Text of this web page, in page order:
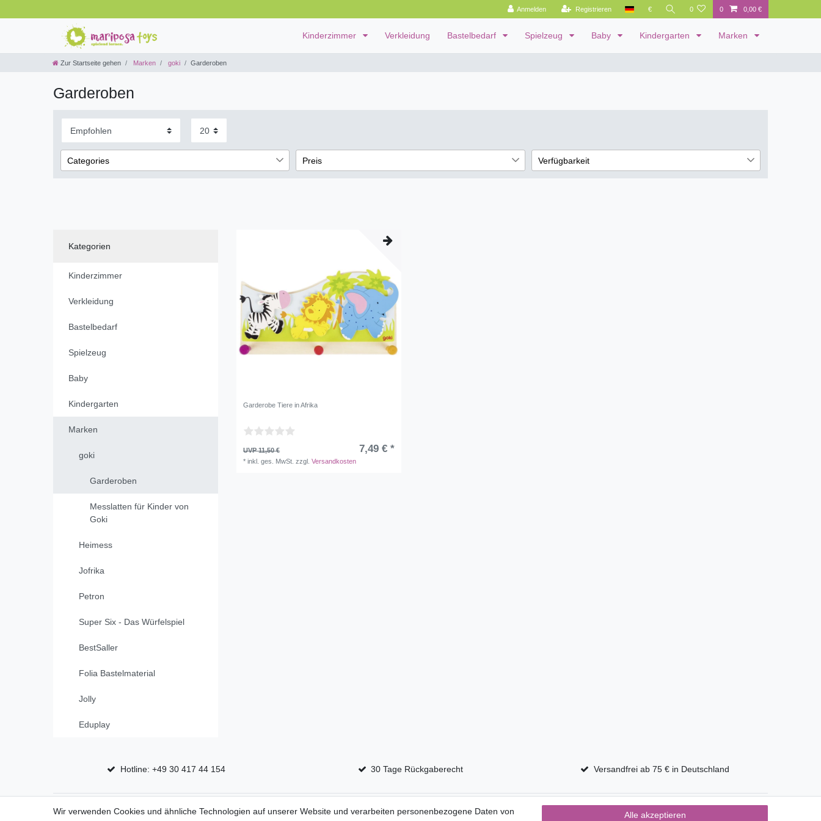
Anmelden Registrieren € 0 0 0,00 €
Kinderzimmer Verkleidung Bastelbedarf Spielzeug Baby Kindergarten Marken
Zur Startseite gehen Marken goki Garderoben
Garderoben
Categories
Preis
Verfügbarkeit
Kategorien
Kinderzimmer
Verkleidung
Bastelbedarf
Spielzeug
Baby
Kindergarten
Marken
goki
Garderoben
Messlatten für Kinder von
Goki
Heimess
Jofrika
Petron
Super Six - Das Würfelspiel
BestSaller
Folia Bastelmaterial
Jolly
Eduplay
Garderobe Tiere in Afrika
UVP 11,50 € 7,49 € *
*inkl. ges. MwSt. zzgl.Versandkosten
Hotline: +49 30 417 44 154 30 Tage Rückgaberecht Versandfrei ab 75 € in Deutschland
Top Marken Shop Service
Wir verwenden Cookies und ähnliche Technologien auf unserer Website und verarbeiten personenbezogene Daten von
Alle akzeptieren